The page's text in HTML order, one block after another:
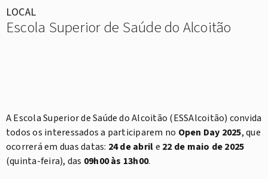
LOCAL
Escola Superior de Saúde do Alcoitão
A Escola Superior de Saúde do Alcoitão (ESSAlcoitão) convida
todos os interessados a participarem no Open Day 2025, que
ocorrerá em duas datas: 24 de abrile 22 de maio de 2025
(quinta-feira), das 09h00 às 13h00.